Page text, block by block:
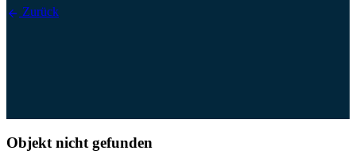
Zurück
Objekt nicht gefunden